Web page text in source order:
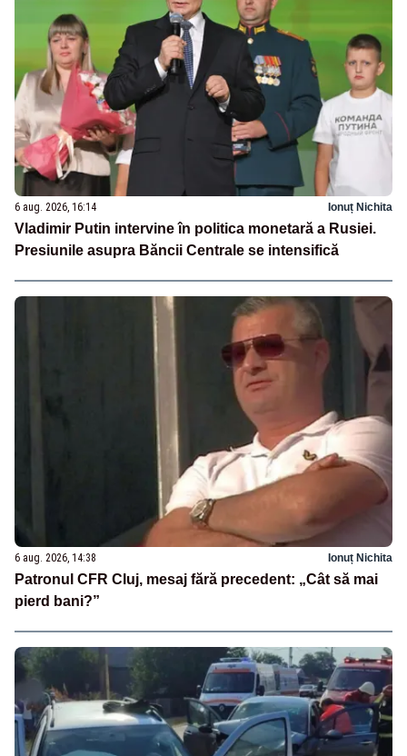
6 aug. 2026, 16:14 Ionuț Nichita
Vladimir Putin intervine în politica monetară a Rusiei.
Presiunile asupra Băncii Centrale se intensifică
6 aug. 2026, 14:38 Ionuț Nichita
Patronul CFR Cluj, mesaj fără precedent: „Cât să mai
pierd bani?”